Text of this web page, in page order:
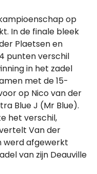
op
In de finale bleek
Plaetsen en
punten verschil
in het zadel
met de 15-
op Nico van der
Blue J (Mr Blue).
het verschil,
Van der
werd afgewerkt
van zijn Deauville